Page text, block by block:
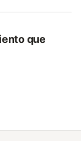
cada cliente).
También
precio extra
que